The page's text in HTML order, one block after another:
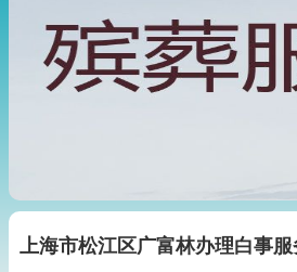
上海市松江区广富林办理白事